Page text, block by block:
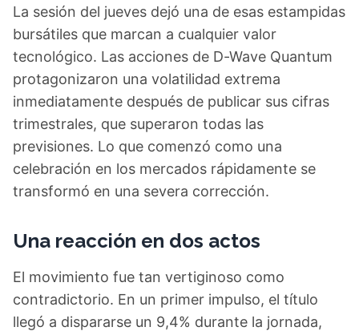
La sesión del jueves dejó una de esas estampidas
bursátiles que marcan a cualquier valor
tecnológico. Las acciones de D-Wave Quantum
protagonizaron una volatilidad extrema
inmediatamente después de publicar sus cifras
trimestrales, que superaron todas las
previsiones. Lo que comenzó como una
celebración en los mercados rápidamente se
transformó en una severa corrección.
Una reacción en dos actos
El movimiento fue tan vertiginoso como
contradictorio. En un primer impulso, el título
llegó a dispararse un 9,4% durante la jornada,